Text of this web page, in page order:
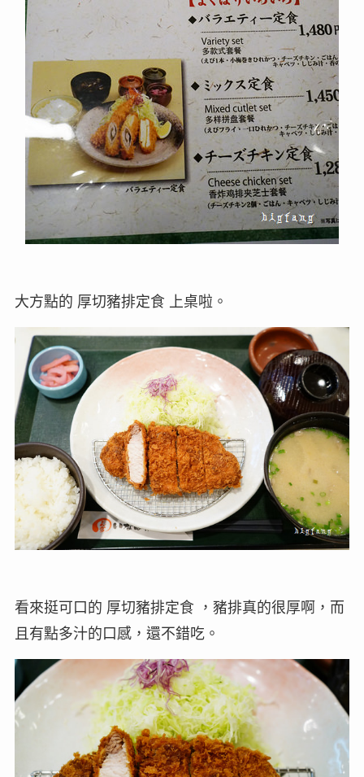
大方點的 厚切豬排定食 上桌啦。
看來挺可口的 厚切豬排定食 ，豬排真的很厚啊，而
且有點多汁的口感，還不錯吃。